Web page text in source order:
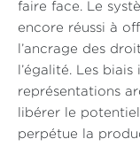
faire face. Le
encore réussi à
l’ancrage des
l’égalité. Les
représentations
libérer le
perpétue la